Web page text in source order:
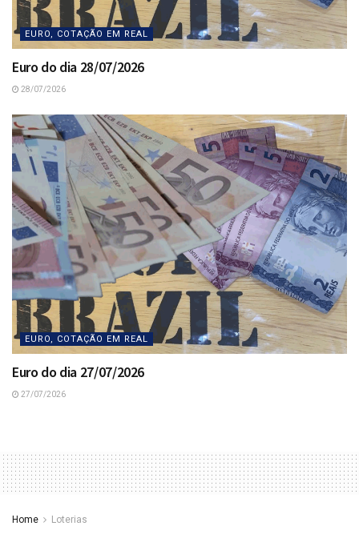
EURO, COTAÇÃO EM REAL
Euro do dia 28/07/2026
28/07/2026
EURO, COTAÇÃO EM REAL
Euro do dia 27/07/2026
27/07/2026
Home Loterias